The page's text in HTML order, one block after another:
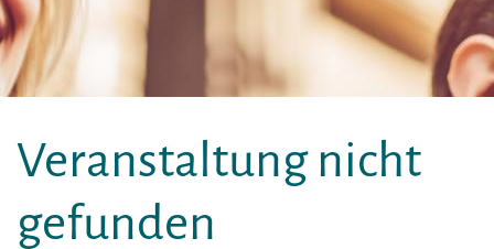
Veranstaltung nicht
gefunden